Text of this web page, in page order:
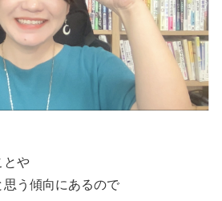
とや
う傾向にあるので